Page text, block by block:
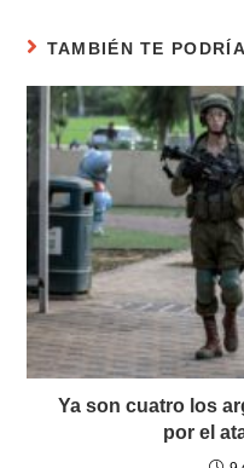
TAMBIÉN TE
Ya son cuatro los
por el